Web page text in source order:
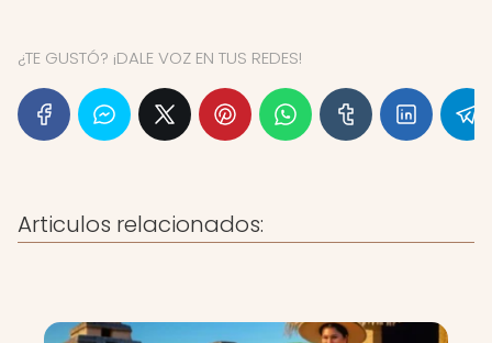
¿TE GUSTÓ? ¡DALE VOZ EN TUS REDES!
Articulos relacionados: